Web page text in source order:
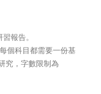
報告。
個科目都需要一份基
究，字數限制為